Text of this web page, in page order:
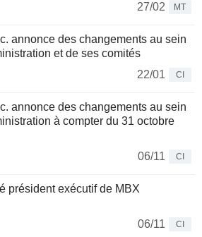
27/02
MT
annonce des changements au sein
et de ses comités
22/01
CI
annonce des changements au sein
à compter du 31 octobre
06/11
CI
président exécutif de MBX
06/11
CI